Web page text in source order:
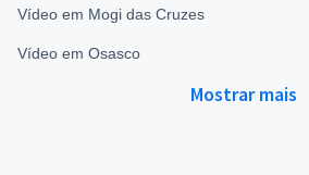
Vídeo em Mogi das Cruzes
Vídeo em Osasco
Mostrar mais